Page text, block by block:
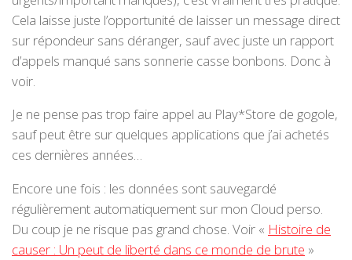
Cela laisse juste l’opportunité de laisser un message direct
sur répondeur sans déranger, sauf avec juste un rapport
d’appels manqué sans sonnerie casse bonbons. Donc à
voir.
Je ne pense pas trop faire appel au Play*Store de gogole,
sauf peut être sur quelques applications que j’ai achetés
ces dernières années…
Encore une fois : les données sont sauvegardé
régulièrement automatiquement sur mon Cloud perso.
Du coup je ne risque pas grand chose. Voir « Histoire de
causer : Un peut de liberté dans ce monde de brute »